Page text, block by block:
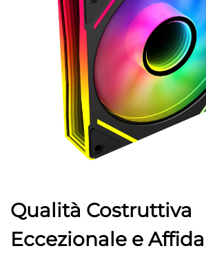
Qualità Costruttiva
Eccezionale e